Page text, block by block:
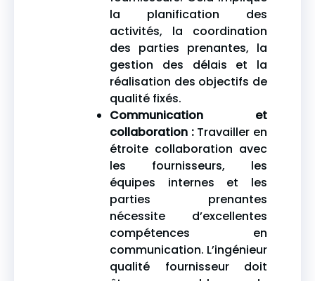
la planification des
activités, la coordination
des parties prenantes, la
gestion des délais et la
réalisation des objectifs de
qualité fixés.
Communication et
collaboration :Travailler en
étroite collaboration avec
les fournisseurs, les
équipes internes et les
parties prenantes
nécessite d’excellentes
compétences en
communication. L’ingénieur
qualité fournisseur doit